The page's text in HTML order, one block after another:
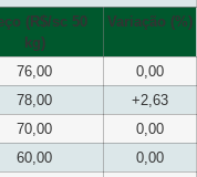
(R$/sc 50
kg)
Variação (%)
76,00
0,00
78,00
+2,63
70,00
0,00
60,00
0,00